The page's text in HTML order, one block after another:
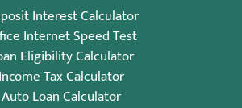
Interest Calculator
Internet Speed Test
Eligibility Calculator
Income Tax Calculator
Auto Loan Calculator